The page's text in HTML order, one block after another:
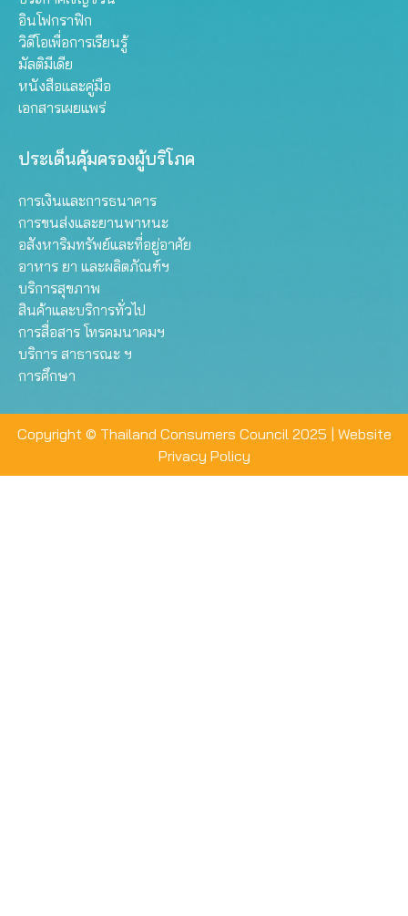
อินโฟกราฟิก
วิดีโอเพื่อการเรียนรู้
มัลติมีเดีย
หนังสือและคู่มือ
เอกสารเผยแพร่
ประเด็นคุ้มครองผู้บริโภค
การเงินและการธนาคาร
การขนส่งและยานพาหนะ
อสังหาริมทรัพย์และที่อยู่อาศัย
อาหาร ยา และผลิตภัณฑ์ฯ
บริการสุขภาพ
สินค้าและบริการทั่วไป
การสื่อสาร โทรคมนาคมฯ
บริการ สาธารณะ ฯ
การศึกษา
Copyright © Thailand Consumers Council 2025 | Website
Privacy Policy